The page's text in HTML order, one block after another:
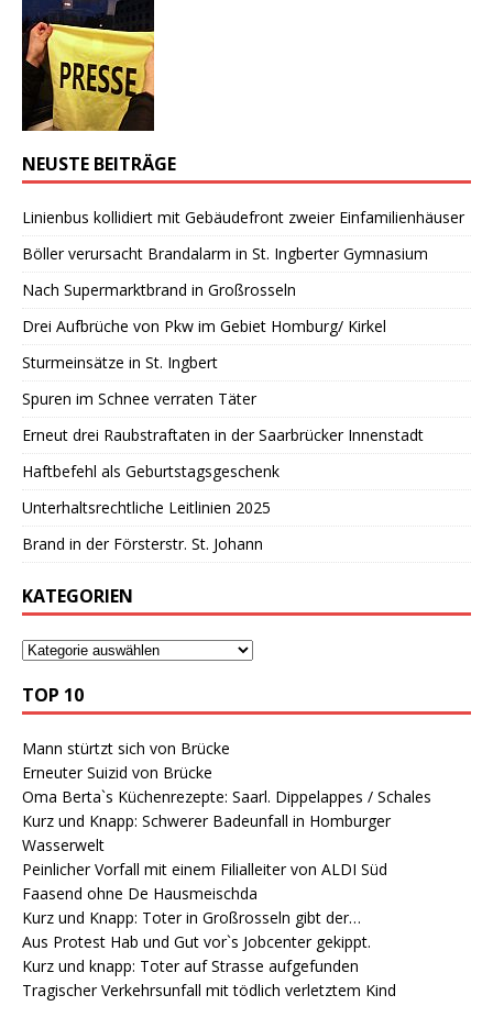
NEUSTE BEITRÄGE
Linienbus kollidiert mit Gebäudefront zweier Einfamilienhäuser
Böller verursacht Brandalarm in St. Ingberter Gymnasium
Nach Supermarktbrand in Großrosseln
Drei Aufbrüche von Pkw im Gebiet Homburg/ Kirkel
Sturmeinsätze in St. Ingbert
Spuren im Schnee verraten Täter
Erneut drei Raubstraftaten in der Saarbrücker Innenstadt
Haftbefehl als Geburtstagsgeschenk
Unterhaltsrechtliche Leitlinien 2025
Brand in der Försterstr. St. Johann
KATEGORIEN
TOP 10
Mann stürtzt sich von Brücke
Erneuter Suizid von Brücke
Oma Berta`s Küchenrezepte: Saarl. Dippelappes / Schales
Kurz und Knapp: Schwerer Badeunfall in Homburger
Wasserwelt
Peinlicher Vorfall mit einem Filialleiter von ALDI Süd
Faasend ohne De Hausmeischda
Kurz und Knapp: Toter in Großrosseln gibt der…
Aus Protest Hab und Gut vor`s Jobcenter gekippt.
Kurz und knapp: Toter auf Strasse aufgefunden
Tragischer Verkehrsunfall mit tödlich verletztem Kind